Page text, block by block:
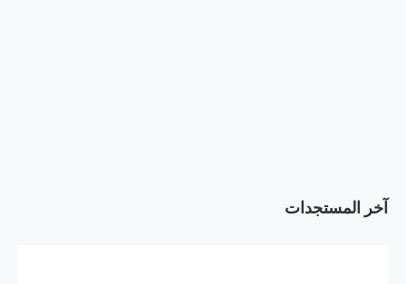
آخر المستجدات